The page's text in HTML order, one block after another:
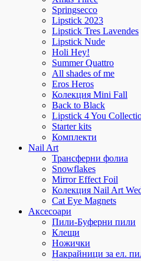
Springsecco
Lipstick 2023
Lipstick Tres Lavendes
Lipstick Nude
Holi Hey!
Summer Quattro
All shades of me
Eros Heros
Колекция Mini Fall
Back to Black
Lipstick 4 You
Starter kits
Комплекти
Nail Art
Трансферни фолиа
Snowflakes
Mirror Effect Foil
Колекция Nail Art
Cat Eye Magnets
Аксесоари
Пили-Буферни пили
Клещи
Ножички
Накрайници за ел.